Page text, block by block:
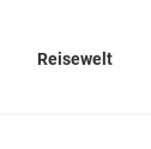
Reisewelt